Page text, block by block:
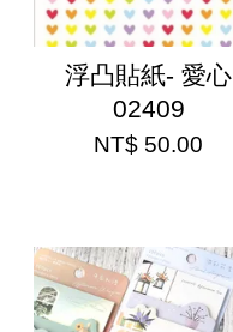
浮凸貼紙- 愛心
02409
NT$ 50.00